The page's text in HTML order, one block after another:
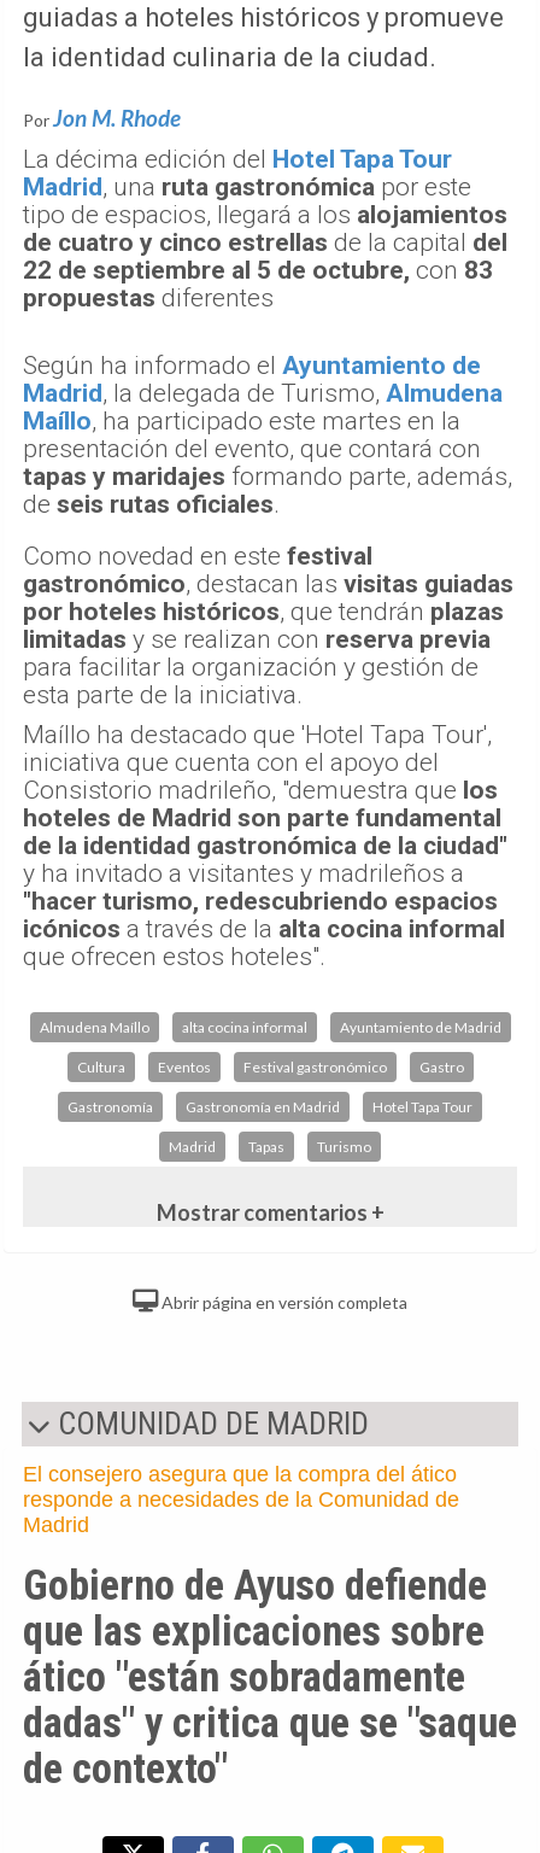
guiadas a hoteles históricos y promueve
la identidad culinaria de la ciudad.
Por Jon M. Rhode
La décima edición del Hotel Tapa Tour
Madrid, una ruta gastronómica por este
tipo de espacios, llegará a los alojamientos
de cuatro y cinco estrellas de la capital del
22 de septiembre al 5 de octubre, con 83
propuestas diferentes
Según ha informado el Ayuntamiento de
Madrid, la delegada de Turismo, Almudena
Maíllo, ha participado este martes en la
presentación del evento, que contará con
tapas y maridajes formando parte, además,
de seis rutas oficiales.
Como novedad en este festival
gastronómico, destacan las visitas guiadas
por hoteles históricos, que tendrán plazas
limitadas y se realizan con reserva previa
para facilitar la organización y gestión de
esta parte de la iniciativa.
Maíllo ha destacado que 'Hotel Tapa Tour',
iniciativa que cuenta con el apoyo del
Consistorio madrileño, "demuestra que los
hoteles de Madrid son parte fundamental
de la identidad gastronómica de la ciudad"
y ha invitado a visitantes y madrileños a
"hacer turismo, redescubriendo espacios
icónicos a través de la alta cocina informal
que ofrecen estos hoteles".
Almudena Maíllo alta cocina informal Ayuntamiento de Madrid
Cultura Eventos Festival gastronómico Gastro
Gastronomía Gastronomía en Madrid Hotel Tapa Tour
Madrid Tapas Turismo
Mostrar comentarios +
Abrir página en versión completa
COMUNIDAD DE MADRID
El consejero asegura que la compra del ático
responde a necesidades de la Comunidad de
Madrid
Gobierno de Ayuso defiende
que las explicaciones sobre
ático "están sobradamente
dadas" y critica que se "saque
de contexto"